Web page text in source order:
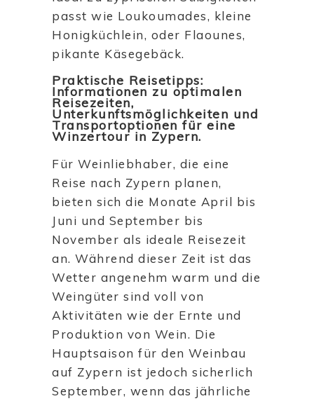
passt wie Loukoumades, kleine
Honigküchlein, oder Flaounes,
pikante Käsegebäck.
Praktische Reisetipps:
Informationen zu optimalen
Reisezeiten,
Unterkunftsmöglichkeiten und
Transportoptionen für eine
Winzertour in Zypern.
Für Weinliebhaber, die eine
Reise nach Zypern planen,
bieten sich die Monate April bis
Juni und September bis
November als ideale Reisezeit
an. Während dieser Zeit ist das
Wetter angenehm warm und die
Weingüter sind voll von
Aktivitäten wie der Ernte und
Produktion von Wein. Die
Hauptsaison für den Weinbau
auf Zypern ist jedoch sicherlich
September, wenn das jährliche